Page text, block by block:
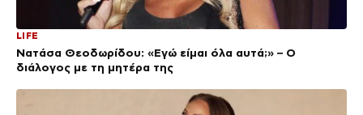
LIFE
Νατάσα Θεοδωρίδου: «Εγώ είμαι όλα αυτά;» – Ο
διάλογος με τη μητέρα της